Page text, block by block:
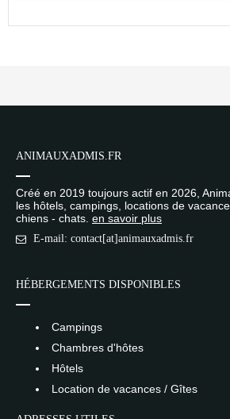
ANIMAUXADMIS.FR
Créé en 2019 toujours actif en 2026,
les hôtels, campings, locations de
chiens - chats. en savoir plus
E-mail: contact[at]animauxadmis.fr
HÉBERGEMENTS DISPONIBLES
Campings
Chambres d'hôtes
Hôtels
Location de vacances / Gîtes